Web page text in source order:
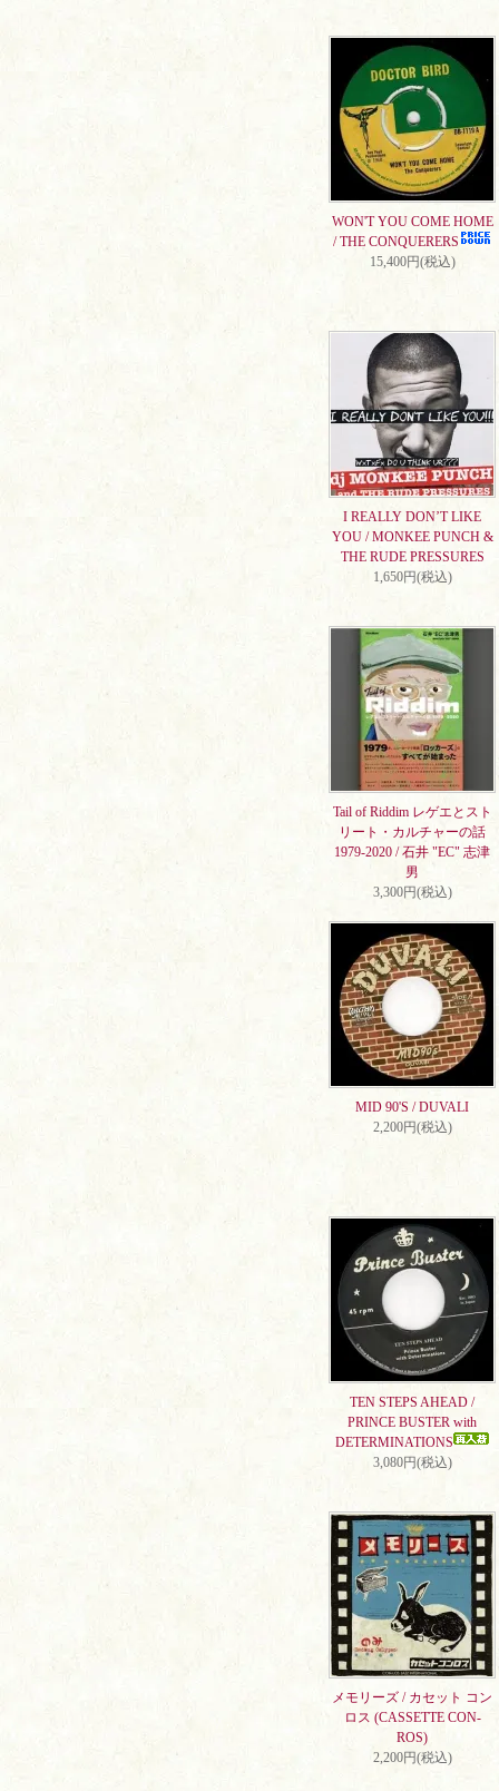
WON'T YOU COME HOME
/ THE CONQUERERS
15,400円(税込)
I REALLY DON’T LIKE
YOU / MONKEE PUNCH &
THE RUDE PRESSURES
1,650円(税込)
Tail of Riddim レゲエとスト
リート・カルチャーの話
1979-2020 / 石井 "EC" 志津
男
3,300円(税込)
MID 90'S / DUVALI
2,200円(税込)
TEN STEPS AHEAD /
PRINCE BUSTER with
DETERMINATIONS
3,080円(税込)
メモリーズ / カセット コン
ロス (CASSETTE CON-
ROS)
2,200円(税込)